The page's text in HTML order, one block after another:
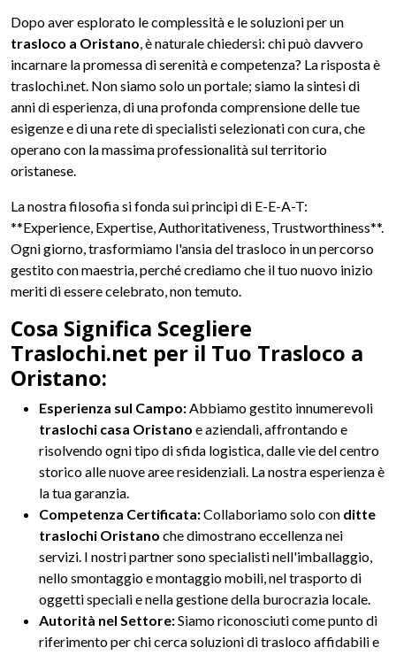
Dopo aver esplorato le complessità e le soluzioni per un
trasloco a Oristano, è naturale chiedersi: chi può davvero
incarnare la promessa di serenità e competenza? La risposta è
traslochi.net. Non siamo solo un portale; siamo la sintesi di
anni di esperienza, di una profonda comprensione delle tue
esigenze e di una rete di specialisti selezionati con cura, che
operano con la massima professionalità sul territorio
oristanese.
La nostra filosofia si fonda sui principi di E-E-A-T:
**Experience, Expertise, Authoritativeness, Trustworthiness**.
Ogni giorno, trasformiamo l'ansia del trasloco in un percorso
gestito con maestria, perché crediamo che il tuo nuovo inizio
meriti di essere celebrato, non temuto.
Cosa Significa Scegliere
Traslochi.net per il Tuo Trasloco a
Oristano:
Esperienza sul Campo:Abbiamo gestito innumerevoli
traslochi casa Oristano e aziendali, affrontando e
risolvendo ogni tipo di sfida logistica, dalle vie del centro
storico alle nuove aree residenziali. La nostra esperienza è
la tua garanzia.
Competenza Certificata:Collaboriamo solo con ditte
traslochi Oristano che dimostrano eccellenza nei
servizi. I nostri partner sono specialisti nell'imballaggio,
nello smontaggio e montaggio mobili, nel trasporto di
oggetti speciali e nella gestione della burocrazia locale.
Autorità nel Settore:Siamo riconosciuti come punto di
riferimento per chi cerca soluzioni di trasloco affidabili e